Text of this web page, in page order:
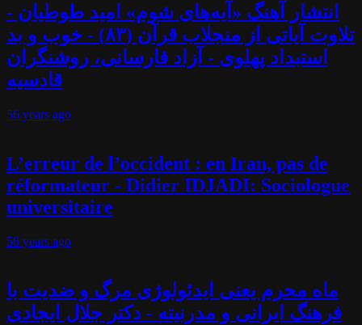
انتشار آهنگ «آیه‌های شوم» امید طوطیان -
تلاوت آیاتی از منجلاب قرآن (۸۳) - خوب و بد
استبداد پهلوی - آزاد فارسانی، روشنگران
قادسیه
56 years ago
L’erreur de l’occident : en Iran, pas de
réformateur - Didier IDJADI: Sociologue
universitaire
56 years ago
ماه محرم یعنی ایدئولوژی مرگ و ضدیت با
فرهنگ ایرانی و مدرنیته - دکتر جلال ایجادی